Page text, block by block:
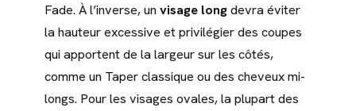
Fade. À l’inverse, un visage longdevra éviter
la hauteur excessive et privilégier des coupes
qui apportent de la largeur sur les côtés,
comme un Taper classique ou des cheveux mi-
longs. Pour les visages ovales, la plupart des